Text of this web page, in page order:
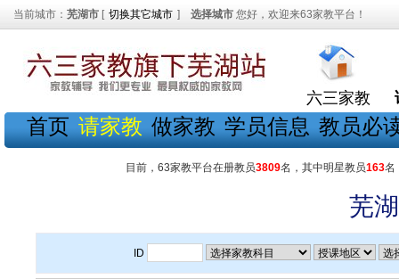
当前城市： 芜湖市 [ 切换其它城市 ] 选择城市 您好，欢迎来63家教平台！
六三家教
首页 请家教 做家教 学员信息 教员必
目前，63家教平台在册教员3809名，其中明星教员163名
芜
ID